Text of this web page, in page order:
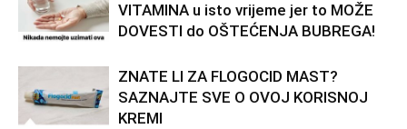
VITAMINA u isto vrijeme jer to MOŽE
DOVESTI do OŠTEĆENJA BUBREGA!
ZNATE LI ZA FLOGOCID MAST?
SAZNAJTE SVE O OVOJ KORISNOJ
KREMI